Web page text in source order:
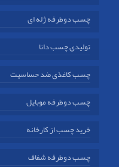
چسب دوطرفه ژله ای
تولیدی چسب دانا
چسب کاغذی ضد حساسیت
چسب دوطرفه موبایل
خرید چسب از کارخانه
چسب دوطرفه شفاف